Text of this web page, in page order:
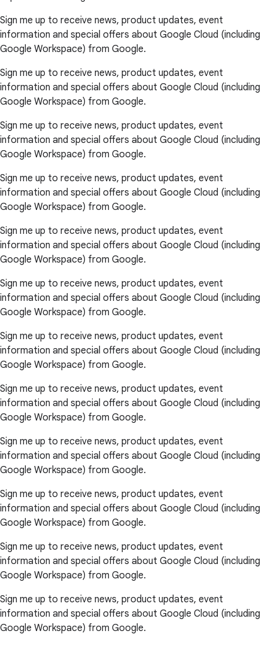
Sign me up to receive news, product updates, event
information and special offers about Google Cloud (including
Google Workspace) from Google.
Sign me up to receive news, product updates, event
information and special offers about Google Cloud (including
Google Workspace) from Google.
Sign me up to receive news, product updates, event
information and special offers about Google Cloud (including
Google Workspace) from Google.
Sign me up to receive news, product updates, event
information and special offers about Google Cloud (including
Google Workspace) from Google.
Sign me up to receive news, product updates, event
information and special offers about Google Cloud (including
Google Workspace) from Google.
Sign me up to receive news, product updates, event
information and special offers about Google Cloud (including
Google Workspace) from Google.
Sign me up to receive news, product updates, event
information and special offers about Google Cloud (including
Google Workspace) from Google.
Sign me up to receive news, product updates, event
information and special offers about Google Cloud (including
Google Workspace) from Google.
Sign me up to receive news, product updates, event
information and special offers about Google Cloud (including
Google Workspace) from Google.
Sign me up to receive news, product updates, event
information and special offers about Google Cloud (including
Google Workspace) from Google.
Sign me up to receive news, product updates, event
information and special offers about Google Cloud (including
Google Workspace) from Google.
Sign me up to receive news, product updates, event
information and special offers about Google Cloud (including
Google Workspace) from Google.